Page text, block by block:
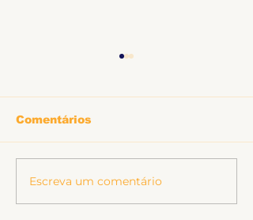
Ligeirinho 541 | Julho
Comentários
Escreva um comentário